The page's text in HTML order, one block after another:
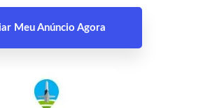
Meu Anúncio Agora